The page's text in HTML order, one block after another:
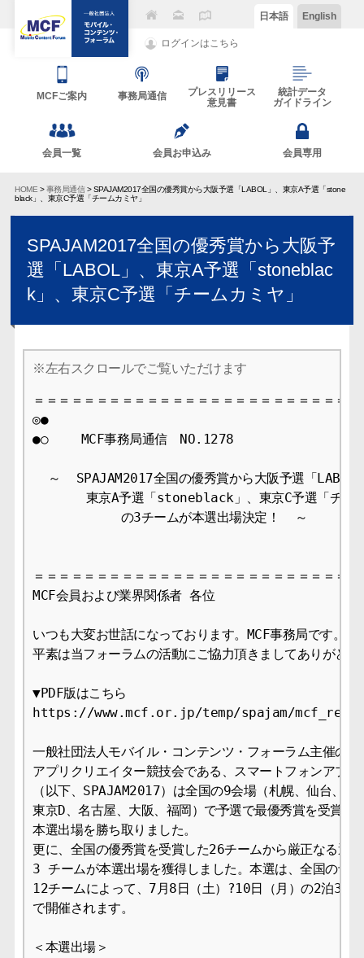
ログインはこちら
日本語 English
MCFご案内 事務局通信
プレスリリース
意見書
統計データ
ガイドライン
会員一覧 会員お申込み 会員専用
HOME >事務局通信> SPAJAM2017全国の優秀賞から大阪予選「LABOL」、東京A予選「stone
black」、東京C予選「チームカミヤ」
SPAJAM2017全国の優秀賞から大阪予
選「LABOL」、東京A予選「stoneblac
k」、東京C予選「チームカミヤ」
＝＝＝＝＝＝＝＝＝＝＝＝＝＝＝＝＝＝＝＝＝＝＝＝＝
◎●
●○　　 MCF事務局通信　NO.1278  　　　　　　　　
～  SPAJAM2017全国の優秀賞から大阪予選「LABOL
東京A予選「stoneblack」、東京C予選「チーム
の3チームが本選出場決定！  ～
＝＝＝＝＝＝＝＝＝＝＝＝＝＝＝＝＝＝＝＝＝＝＝＝＝
MCF会員および業界関係者 各位
いつも大変お世話になっております。MCF事務局です。
平素は当フォーラムの活動にご協力頂きましてありがと
▼PDF版はこちら
https://www.mcf.or.jp/temp/spajam/
一般社団法人モバイル・コンテンツ・フォーラム主催の国
アプリクリエイター競技会である、スマートフォンアプ
（以下、SPAJAM2017）は全国の9会場（札幌、仙台、東
東京D、名古屋、大阪、福岡）で予選で最優秀賞を受賞
本選出場を勝ち取りました。
更に、全国の優秀賞を受賞した26チームから厳正なる選
3 チームが本選出場を獲得しました。本選は、全国の予
12チームによって、7月8日（土）?10日（月）の2泊3日
で開催されます。
＜本選出場＞